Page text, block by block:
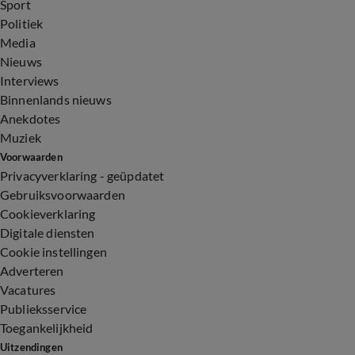
Sport
Politiek
Media
Nieuws
Interviews
Binnenlands nieuws
Anekdotes
Muziek
Voorwaarden
Privacyverklaring - geüpdatet
Gebruiksvoorwaarden
Cookieverklaring
Digitale diensten
Cookie instellingen
Adverteren
Vacatures
Publieksservice
Toegankelijkheid
Uitzendingen